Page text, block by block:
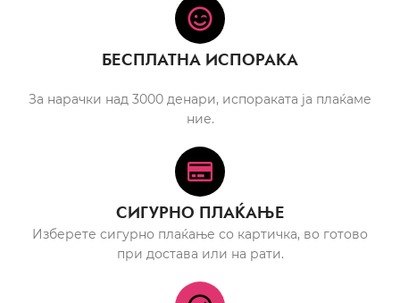
БЕСПЛАТНА ИСПОРАКА
За нарачки над 3000 денари, испораката ја плаќаме
ние.
СИГУРНО ПЛАЌАЊЕ
Изберете сигурно плаќање со картичка, во готово
при достава или на рати.